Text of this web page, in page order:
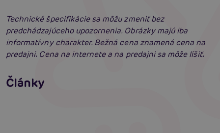
Technické špecifikácie sa môžu zmeniť bez
predchádzajúceho upozornenia. Obrázky majú iba
informatívny charakter. Bežná cena znamená cena na
predajni. Cena na internete a na predajni sa môže líšiť.
Články
Erotická inteligencia: Príručka Sexiómov
Čítať viacej
Swingers párty po prvýkrát: erotický raj plný
extázy? Sprievodca, ktorý vám otvorí dvere!